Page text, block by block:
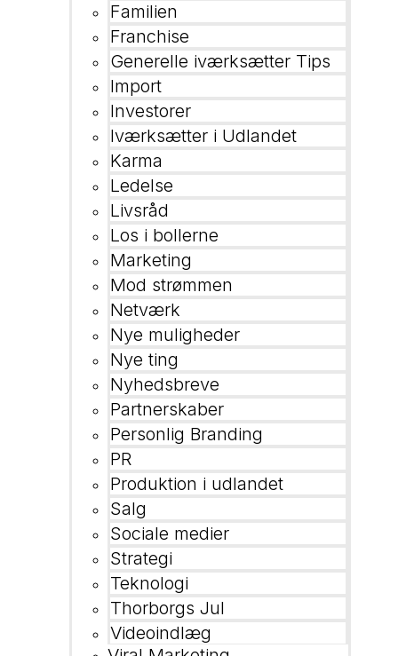
Familien
Franchise
Generelle iværksætter Tips
Import
Investorer
Iværksætter i Udlandet
Karma
Ledelse
Livsråd
Los i bollerne
Marketing
Mod strømmen
Netværk
Nye muligheder
Nye ting
Nyhedsbreve
Partnerskaber
Personlig Branding
PR
Produktion i udlandet
Salg
Sociale medier
Strategi
Teknologi
Thorborgs Jul
Videoindlæg